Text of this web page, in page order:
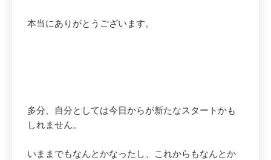
本当にありがとうございます。
多分、自分としては今日からが新たなスタートかも
しれません。
いままでもなんとかなったし、これからもなんとか